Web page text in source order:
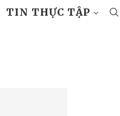
TIN THỰC TẬP